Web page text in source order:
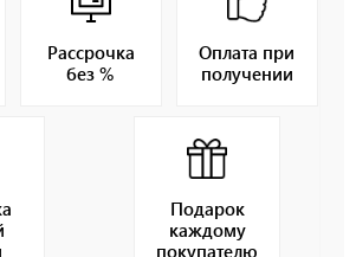
Рассрочка
без %
Оплата при
получении
Подарок
каждому
покупателю